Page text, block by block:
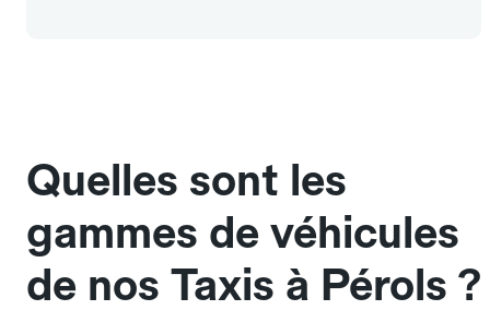
Quelles sont les
gammes de véhicules
de nos Taxis à Pérols ?